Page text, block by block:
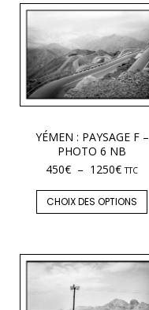
YÉMEN : PAYSAGE F –
PHOTO 6 NB
450€ – 1250€ TTC
CHOIX DES OPTIONS